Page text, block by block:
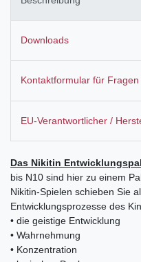
Downloads
Kontaktformular für
EU-Verantwortlicher /
Das Nikitin
bis N10 sind hier zu einem
Nikitin-Spielen schieben Sie
Entwicklungsprozesse des
• die geistige Entwicklung
• Wahrnehmung
• Konzentration